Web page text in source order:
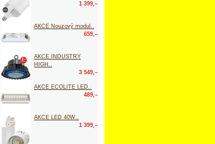
1 399,–
AKCE Nouzový modul..
659,–
AKCE INDUSTRY
HIGH..
3 549,–
AKCE ECOLITE LED..
489,–
AKCE LED 40W..
1 399,–